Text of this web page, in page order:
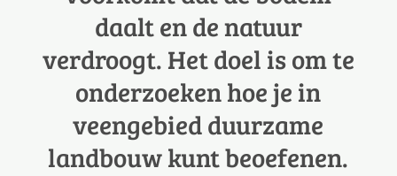
daalt en de natuur
verdroogt. Het doel is om te
onderzoeken hoe je in
veengebied duurzame
landbouw kunt beoefenen.